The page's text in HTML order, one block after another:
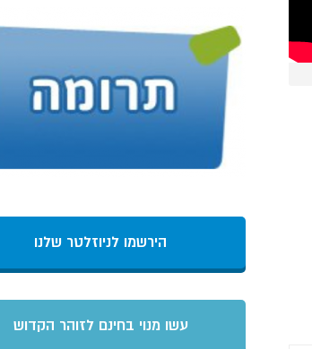
הירשמו לניוזלטר שלנו
עשו מנוי בחינם לזוהר הקדוש